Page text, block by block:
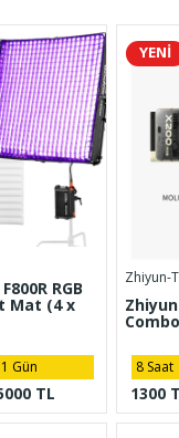
RGB
Mat (4 x
1 Gün
TL
YENİ
Zhiyun-
8 Saat
1300